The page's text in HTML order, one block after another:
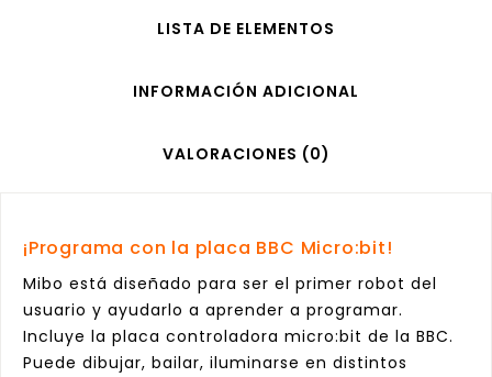
LISTA DE ELEMENTOS
INFORMACIÓN ADICIONAL
VALORACIONES (0)
¡Programa con la placa BBC Micro:bit!
Mibo está diseñado para ser el primer robot del
usuario y ayudarlo a aprender a programar.
Incluye la placa controladora micro:bit de la BBC.
Puede dibujar, bailar, iluminarse en distintos